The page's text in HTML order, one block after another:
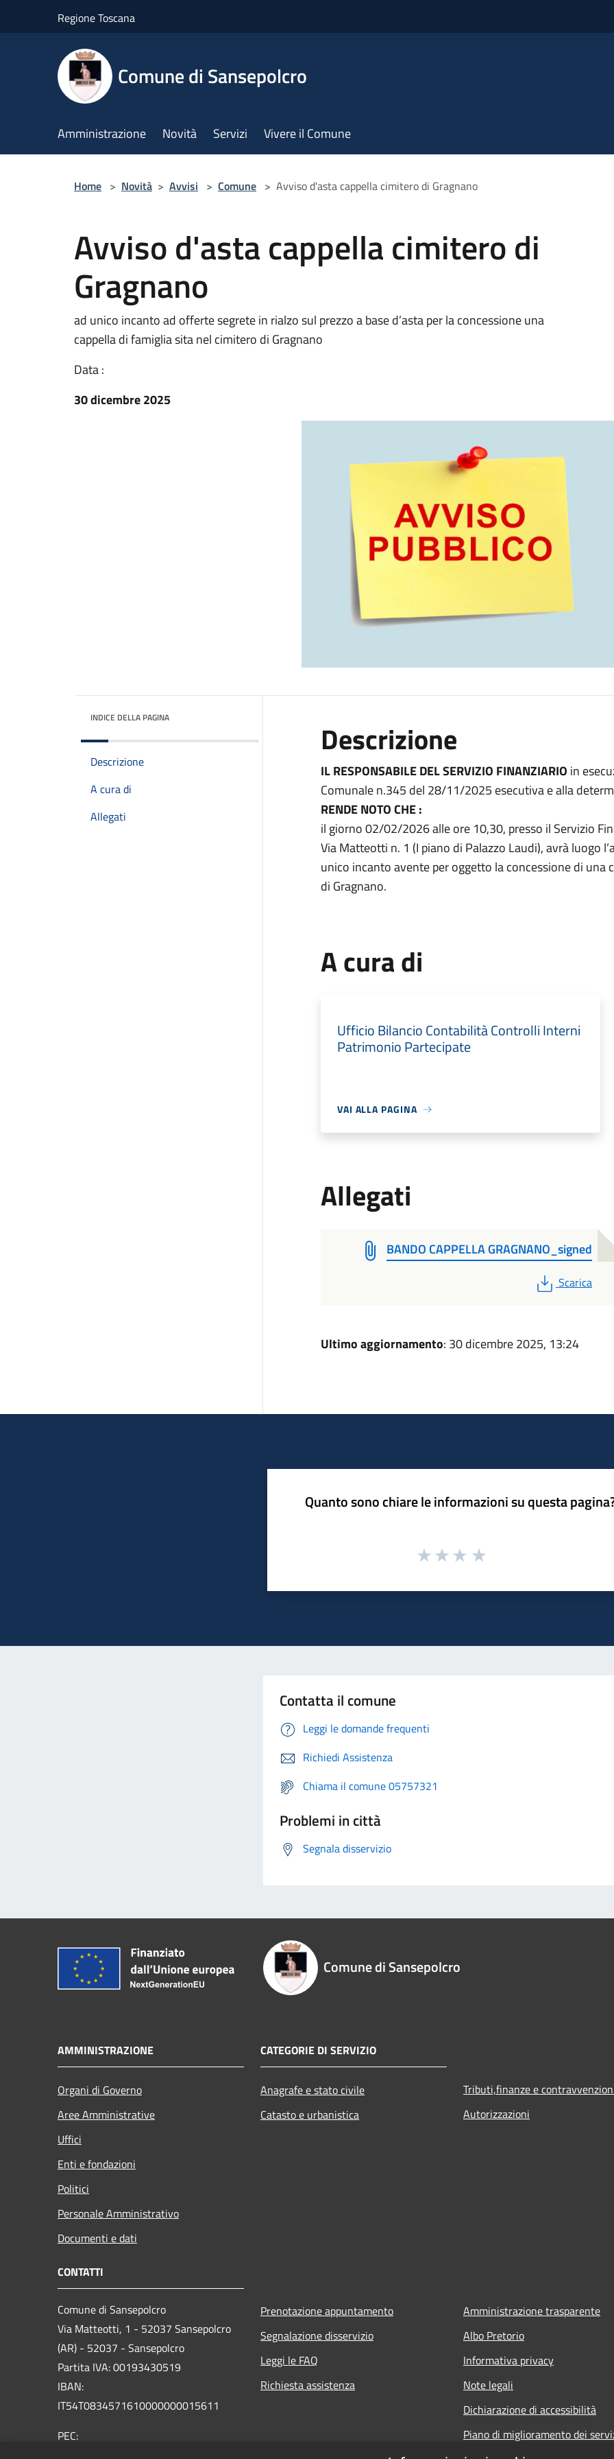
Regione Toscana
Comune di Sansepolcro
Amministrazione Novità Servizi Vivere il Comune
Home > Novità > Avvisi > Comune > Avviso d'asta cappella cimitero di Gragnano
Avviso d'asta cappella cimitero di
Gragnano
ad unico incanto ad offerte segrete in rialzo sul prezzo a base d’asta per la concessione una
cappella di famiglia sita nel cimitero di Gragnano
Data :
30 dicembre 2025
INDICE DELLA PAGINA
Descrizione
A cura di
Allegati
Descrizione
IL RESPONSABILE DEL SERVIZIO FINANZIARIO in
Comunale n.345 del 28/11/2025 esecutiva e alla
RENDE NOTO CHE :
il giorno 02/02/2026 alle ore 10,30, presso il Servizio
Via Matteotti n. 1 (I piano di Palazzo Laudi), avrà luogo
unico incanto avente per oggetto la concessione di una
di Gragnano.
A cura di
Ufficio Bilancio Contabilità Controlli Interni
Patrimonio Partecipate
VAI ALLA PAGINA
Allegati
BANDO CAPPELLA GRAGNANO_signed
PDF
Scarica
Ultimo aggiornamento: 30 dicembre 2025, 13:24
Quanto sono chiare le informazioni su questa
Contatta il comune
Leggi le domande frequenti
Richiedi Assistenza
Chiama il comune 05757321
Problemi in città
Segnala disservizio
Comune di Sansepolcro
AMMINISTRAZIONE
Organi di Governo
Aree Amministrative
Uffici
Enti e fondazioni
Politici
Personale Amministrativo
Documenti e dati
CATEGORIE DI SERVIZIO
Anagrafe e stato civile
Catasto e urbanistica
Tributi,finanze e
Autorizzazioni
CONTATTI
Comune di Sansepolcro
Via Matteotti, 1 - 52037 Sansepolcro
(AR) - 52037 - Sansepolcro
Partita IVA: 00193430519
IBAN:
IT54T0834571610000000015611
PEC:
Prenotazione appuntamento
Segnalazione disservizio
Leggi le FAQ
Richiesta assistenza
Amministrazione trasparente
Albo Pretorio
Informativa privacy
Note legali
Dichiarazione di accessibilità
Piano di miglioramento dei